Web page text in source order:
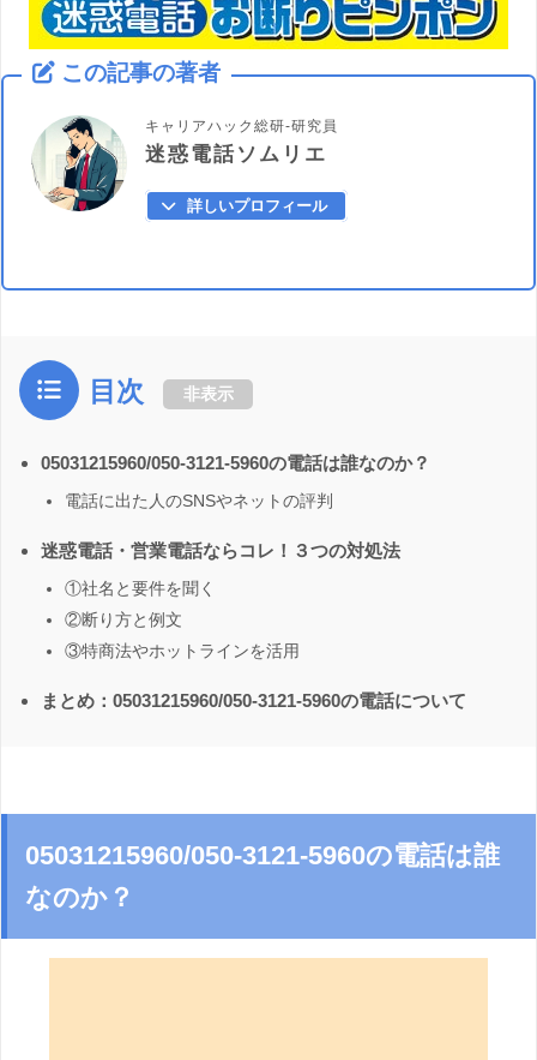
この記事の著者
キャリアハック総研-研究員
迷惑電話ソムリエ
詳しいプロフィール
目次 非表示
05031215960/050-3121-5960の電話は誰なのか？
電話に出た人のSNSやネットの評判
迷惑電話・営業電話ならコレ！３つの対処法
①社名と要件を聞く
②断り方と例文
③特商法やホットラインを活用
まとめ：05031215960/050-3121-5960の電話について
05031215960/050-3121-5960の電話は誰
なのか？